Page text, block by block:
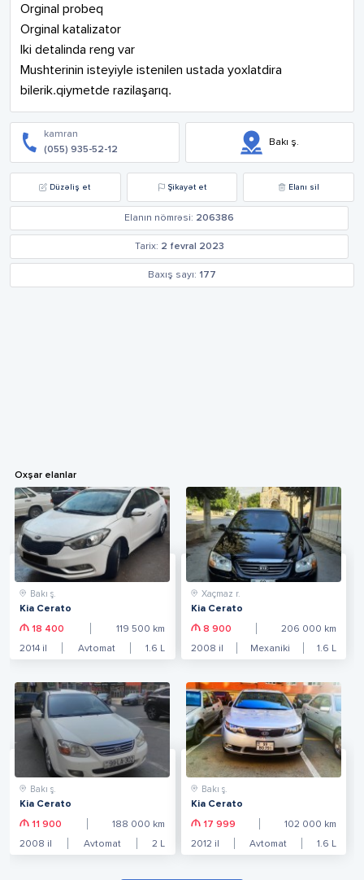
Orginal probeq
Orginal katalizator
Iki detalinda reng var
Mushterinin isteyiyle istenilen ustada yoxlatdira
bilerik.qiymetde razilaşarıq.
kamran
(055) 935-52-12
Bakı ş.
Düzəliş et Şikayət et Elanı sil
Elanın nömrəsi: 206386
Tarix: 2 fevral 2023
Baxış sayı: 177
Oxşar elanlar
Bakı ş.
Kia Cerato
18 400 119 500 km
2014 il Avtomat 1.6 L
Xaçmaz r.
Kia Cerato
8 900 206 000 km
2008 il Mexaniki 1.6 L
Bakı ş.
Kia Cerato
11 900 188 000 km
2008 il Avtomat 2 L
Bakı ş.
Kia Cerato
17 999 102 000 km
2012 il Avtomat 1.6 L